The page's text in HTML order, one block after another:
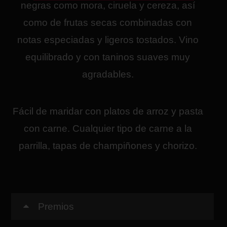
negras como mora, ciruela y cereza, así
como de frutas secas combinadas con
notas especiadas y ligeros tostados. Vino
equilibrado y con taninos suaves muy
agradables.
Fácil de maridar con platos de arroz y pasta
con carne. Cualquier tipo de carne a la
parrilla, tapas de champiñones y chorizo.
Premios